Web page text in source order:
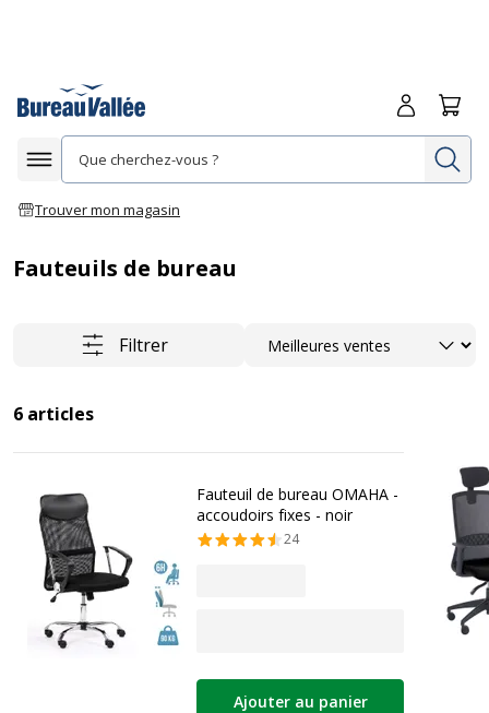
Afficher la navigation
Trouver mon magasin
Me
Fauteuils de bureau
Filtrer Trier
6 articles
Fauteuil de bureau OMAHA -
accoudoirs fixes - noir
24
Ajouter au panier